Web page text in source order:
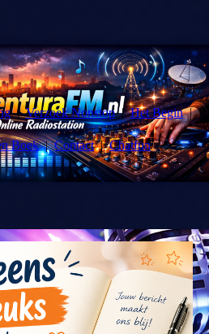
Verzoek Nonstop Het Begin
Boek Contact Chatfun